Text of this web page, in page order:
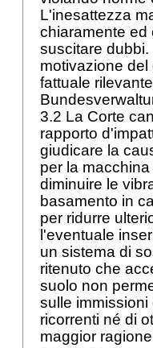
L'inesattezza
chiaramente ed
suscitare
motivazione
fattuale
3.2 La Corte
rapporto
giudicare la
per la
diminuire le
basamento in
per ridurre
l'eventuale
un sistema di
ritenuto che
suolo non
sulle
ricorrenti né di
maggior